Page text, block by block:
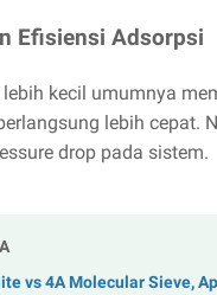
Efisiensi Adsorpsi
lebih kecil umumnya
lebih cepat.
drop pada sistem.
vs 4A Molecular Sieve,